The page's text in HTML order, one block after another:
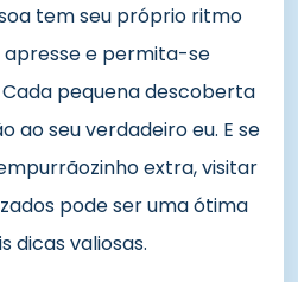
tem seu próprio ritmo
apresse e permita-se
pequena descoberta
ao seu verdadeiro eu. E se
extra, visitar
pode ser uma ótima
dicas valiosas.